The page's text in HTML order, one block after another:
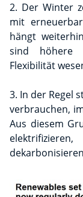
2. Der Winter
mit
hängt
sind höhere
Flexibilität
3. In der Regel
verbrauchen,
Aus diesem